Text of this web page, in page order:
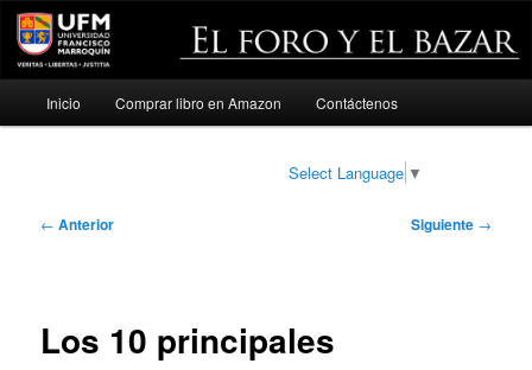
Ir
Inicio Comprar libro en Amazon Contáctenos
Select Language ▼
Navegación
← Anterior Siguiente →
Los 10 principales